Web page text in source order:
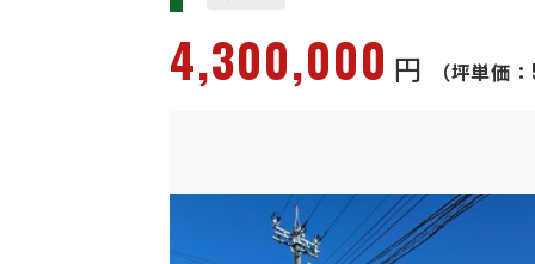
4,300,000 円 （坪単価